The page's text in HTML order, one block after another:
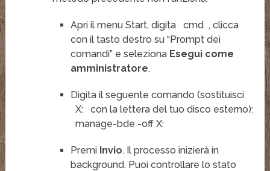
Apri il menu Start, digita cmd , clicca
con il tasto destro su “Prompt dei
comandi” e seleziona Esegui come
amministratore.
Digita il seguente comando (sostituisci
X:
con la lettera del tuo disco esterno):
manage-bde -off X:
Premi Invio. Il processo inizierà in
background. Puoi controllare lo stato